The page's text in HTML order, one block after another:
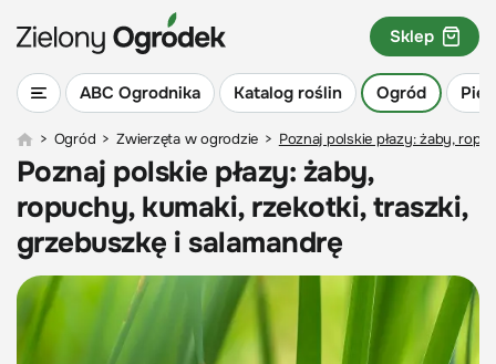
ABC Ogrodnika Katalog roślin Ogród
Sklep
> Ogród > Zwierzęta w ogrodzie > Poznaj polskie płazy: żaby,
Poznaj polskie płazy: żaby,
ropuchy, kumaki, rzekotki, traszki,
grzebuszkę i salamandrę